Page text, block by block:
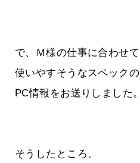
で、Ｍ様の仕事に合わせて
使いやすそうなスペックの
PC情報をお送りしました。
そうしたところ、